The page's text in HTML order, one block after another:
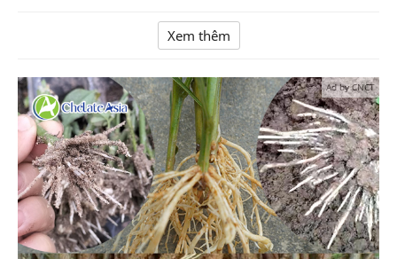
Xem thêm
Ad by CNCT